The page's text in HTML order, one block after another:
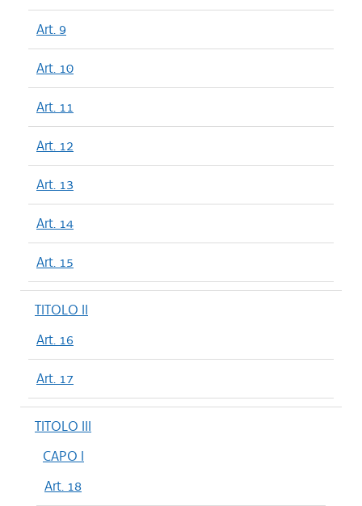
Art. 9
Art. 10
Art. 11
Art. 12
Art. 13
Art. 14
Art. 15
TITOLO II
Art. 16
Art. 17
TITOLO III
CAPO I
Art. 18